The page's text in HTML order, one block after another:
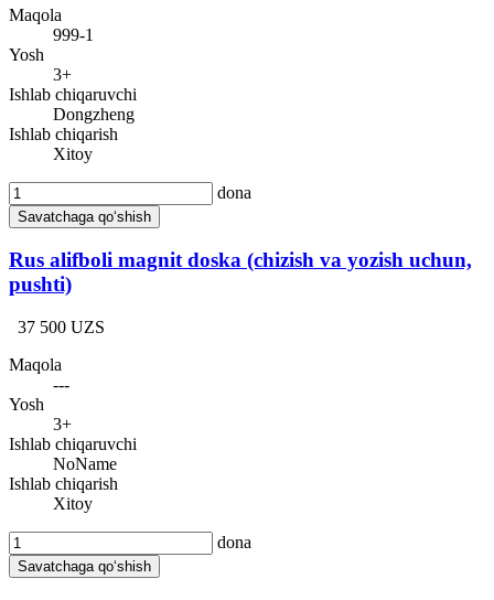
Maqola
999-1
Yosh
3+
Ishlab chiqaruvchi
Dongzheng
Ishlab chiqarish
Xitoy
dona
Savatchaga qo‘shish
Rus alifboli magnit doska (chizish va yozish uchun,
pushti)
37 500 UZS
Maqola
---
Yosh
3+
Ishlab chiqaruvchi
NoName
Ishlab chiqarish
Xitoy
dona
Savatchaga qo‘shish